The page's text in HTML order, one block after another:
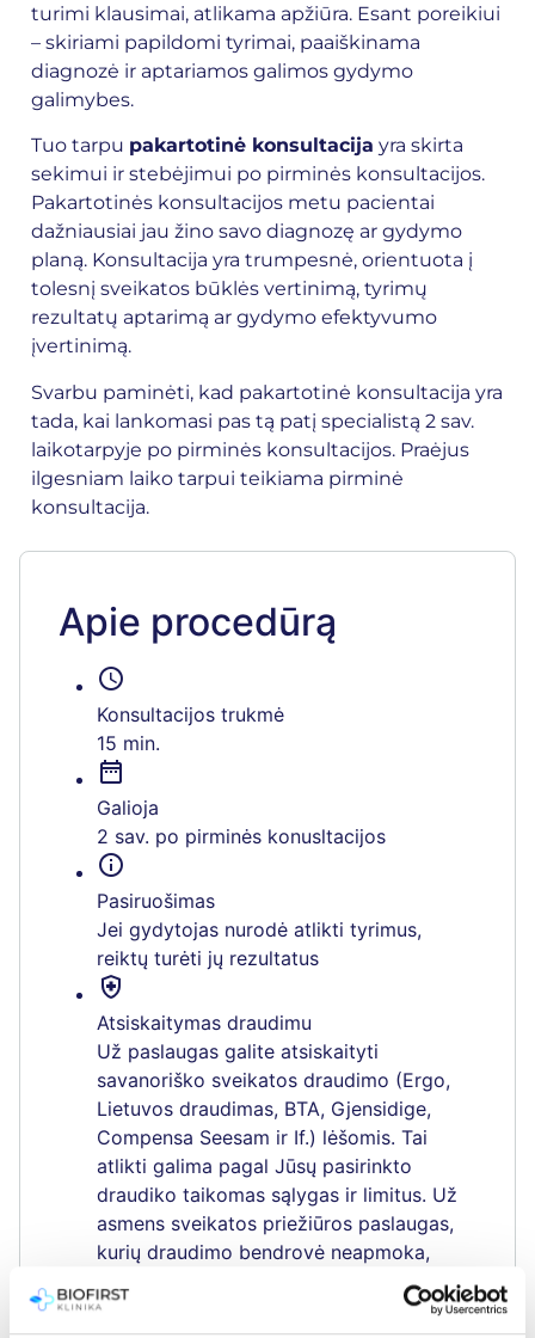
turimi klausimai, atlikama apžiūra. Esant poreikiui
– skiriami papildomi tyrimai, paaiškinama
diagnozė ir aptariamos galimos gydymo
galimybes.
Tuo tarpu pakartotinė konsultacija yra skirta
sekimui ir stebėjimui po pirminės konsultacijos.
Pakartotinės konsultacijos metu pacientai
dažniausiai jau žino savo diagnozę ar gydymo
planą. Konsultacija yra trumpesnė, orientuota į
tolesnį sveikatos būklės vertinimą, tyrimų
rezultatų aptarimą ar gydymo efektyvumo
įvertinimą.
Svarbu paminėti, kad pakartotinė konsultacija yra
tada, kai lankomasi pas tą patį specialistą 2 sav.
laikotarpyje po pirminės konsultacijos. Praėjus
ilgesniam laiko tarpui teikiama pirminė
konsultacija.
Apie procedūrą
schedule
Konsultacijos trukmė
15 min.
date_range
Galioja
2 sav. po pirminės konusltacijos
info
Pasiruošimas
Jei gydytojas nurodė atlikti tyrimus,
reiktų turėti jų rezultatus
health_and_safety
Atsiskaitymas draudimu
Už paslaugas galite atsiskaityti
savanoriško sveikatos draudimo (Ergo,
Lietuvos draudimas, BTA, Gjensidige,
Compensa Seesam ir If.) lėšomis. Tai
atlikti galima pagal Jūsų pasirinkto
draudiko taikomas sąlygas ir limitus. Už
asmens sveikatos priežiūros paslaugas,
kurių draudimo bendrovė neapmoka,